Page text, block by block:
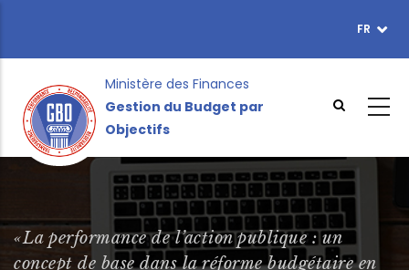
contenu
FR
Ministère des Finances
Gestion du Budget par
Objectifs
«La performance de l’action publique : un
concept de base dans la réforme budgétaire en